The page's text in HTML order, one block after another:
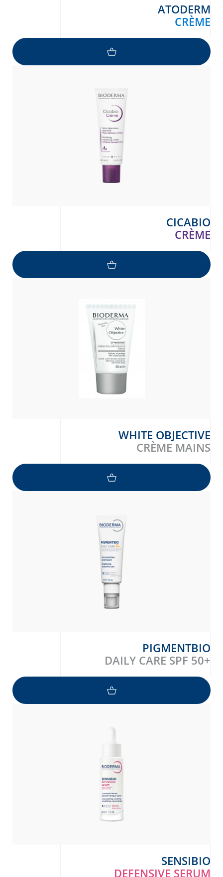
ATODERM
CRÈME
CICABIO
CRÈME
WHITE OBJECTIVE
CRÈME MAINS
PIGMENTBIO
DAILY CARE SPF 50+
SENSIBIO
DEFENSIVE SERUM